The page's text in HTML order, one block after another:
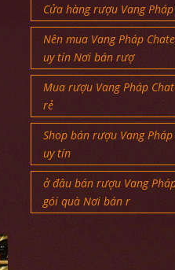
Cửa hàng rượu Vang
Nên mua Vang Pháp
uy tín Nơi bán rượ
Mua rượu Vang Pháp
rẻ
Shop bán rượu Vang
uy tín
ở đâu bán rượu Vang
gói quà Nơi bán r